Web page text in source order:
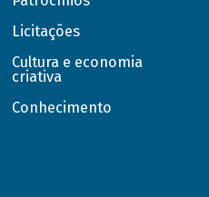
Licitações
Cultura e economia
criativa
Conhecimento